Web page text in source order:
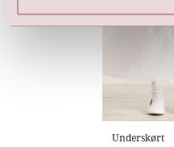
Underskørt